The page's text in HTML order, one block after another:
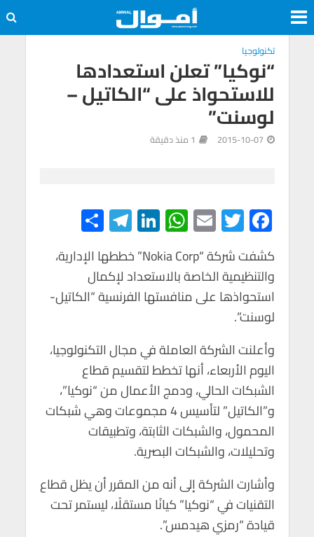
تكنولوجيا
“نوكيا” تعلن استعدادها
للاستحواذ على “الكاتيل –
لوسنت”
2015-10-07 1 منذ دقيقة
F
ac
e
b
o
o
k
T
wi
tt
er
E
m
ail
W
h
at
s
A
p
Li
n
ke
dI
n
Te
le
gr
a
m
h
ar
e
كشفت شركة “Nokia Corp” خططها الإدارية،
والتنظيمية الخاصة بالاستعداد لإكمال
استحواذها على منافستها الفرنسية “الكاتيل-
لوسنت”.
وأعلنت الشركة العاملة في مجال التكنولوجيا،
اليوم الأربعاء، أنها تخطط لتقسيم قطاع
الشبكات الحالي، ودمج الأعمال من “نوكيا”،
و”الكاتيل” لتأسيس 4 مجموعات وهي شبكات
المحمول، والشبكات الثابتة، وتطبيقات
وتحليلات، والشبكات البصرية.
وأشارت الشركة إلى أنه من المقرر أن يظل قطاع
التقنيات في “نوكيا” كيانًا مستقلًا، ليستمر تحت
قيادة “رمزي هيدمس”.